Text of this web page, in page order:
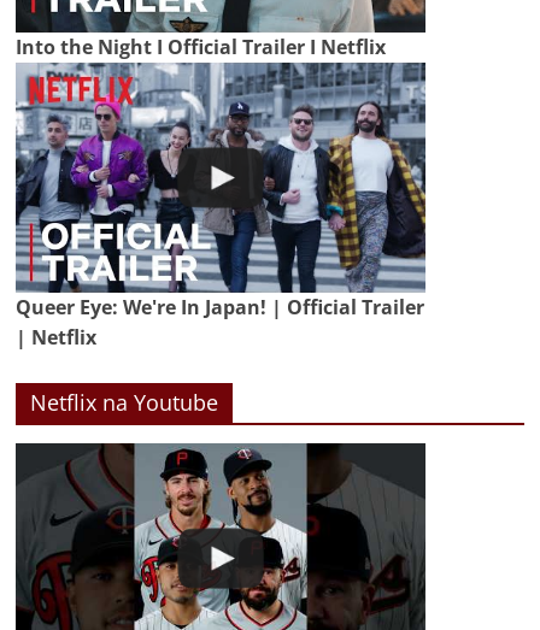
Into the Night I Official Trailer I Netflix
Queer Eye: We're In Japan! | Official Trailer
| Netflix
Netflix na Youtube